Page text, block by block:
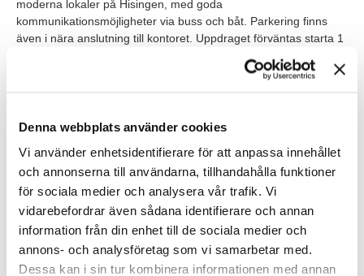
Denna webbplats använder cookies
Vi använder enhetsidentifierare för att anpassa innehållet
och annonserna till användarna, tillhandahålla funktioner
för sociala medier och analysera vår trafik. Vi
vidarebefordrar även sådana identifierare och annan
information från din enhet till de sociala medier och
annons- och analysföretag som vi samarbetar med.
Dessa kan i sin tur kombinera informationen med annan
moderna lokaler på Hisingen, med goda
kommunikationsmöjligheter via buss och båt. Parkering finns
även i nära anslutning till kontoret. Uppdraget förväntas starta 1
anställning hos företaget efter inhyrd period. Arbetstiderna är
du rapporterar till ekonomichefen.
De system du kommer att jobba i är: Jeeves, Visma och Excel.
Våra förväntningar
Vi söker dig som är en trygg och lösningsorienterad